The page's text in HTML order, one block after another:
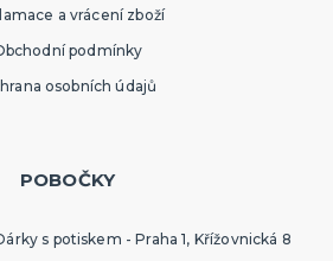
a vrácení zboží
podmínky
osobních údajů
POBOČKY
s potiskem - Praha 1, Křížovnická 8